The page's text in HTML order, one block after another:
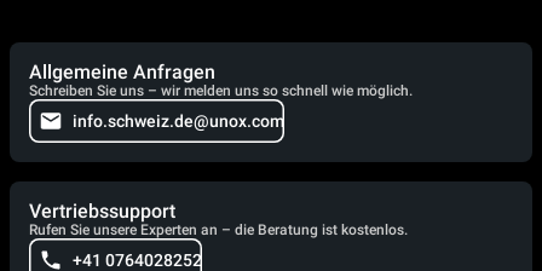
Allgemeine Anfragen
Schreiben Sie uns – wir melden uns so schnell wie möglich.
info.schweiz.de@unox.com
Vertriebssupport
Rufen Sie unsere Experten an – die Beratung ist kostenlos.
+41 0764028252